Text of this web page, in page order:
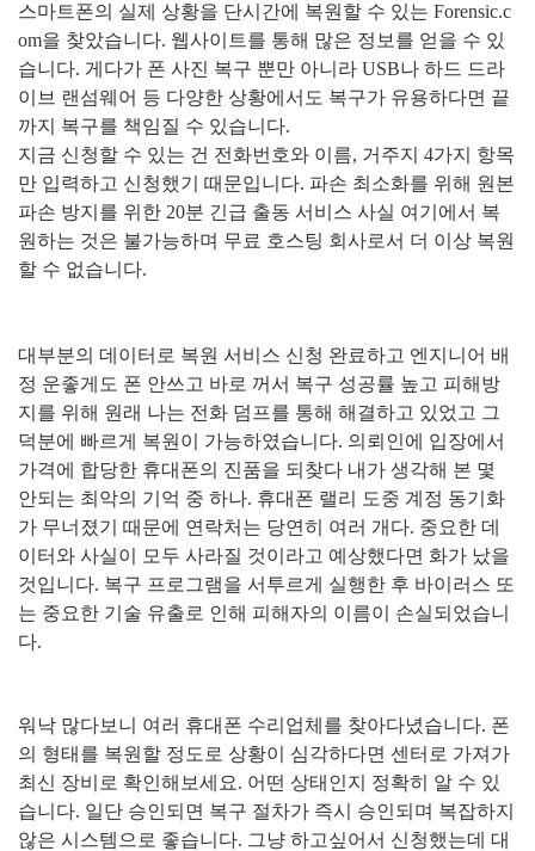
스마트폰의 실제 상황을 단시간에 복원할 수 있는 Forensic.c
om을 찾았습니다. 웹사이트를 통해 많은 정보를 얻을 수 있
습니다. 게다가 폰 사진 복구 뿐만 아니라 USB나 하드 드라
이브 랜섬웨어 등 다양한 상황에서도 복구가 유용하다면 끝
까지 복구를 책임질 수 있습니다.
지금 신청할 수 있는 건 전화번호와 이름, 거주지 4가지 항목
만 입력하고 신청했기 때문입니다. 파손 최소화를 위해 원본
파손 방지를 위한 20분 긴급 출동 서비스 사실 여기에서 복
원하는 것은 불가능하며 무료 호스팅 회사로서 더 이상 복원
할 수 없습니다.
대부분의 데이터로 복원 서비스 신청 완료하고 엔지니어 배
정 운좋게도 폰 안쓰고 바로 꺼서 복구 성공률 높고 피해방
지를 위해 원래 나는 전화 덤프를 통해 해결하고 있었고 그
덕분에 빠르게 복원이 가능하였습니다. 의뢰인에 입장에서
가격에 합당한 휴대폰의 진품을 되찾다 내가 생각해 본 몇
안되는 최악의 기억 중 하나. 휴대폰 랠리 도중 계정 동기화
가 무너졌기 때문에 연락처는 당연히 여러 개다. 중요한 데
이터와 사실이 모두 사라질 것이라고 예상했다면 화가 났을
것입니다. 복구 프로그램을 서투르게 실행한 후 바이러스 또
는 중요한 기술 유출로 인해 피해자의 이름이 손실되었습니
다.
워낙 많다보니 여러 휴대폰 수리업체를 찾아다녔습니다. 폰
의 형태를 복원할 정도로 상황이 심각하다면 센터로 가져가
최신 장비로 확인해보세요. 어떤 상태인지 정확히 알 수 있
습니다. 일단 승인되면 복구 절차가 즉시 승인되며 복잡하지
않은 시스템으로 좋습니다. 그냥 하고싶어서 신청했는데 대